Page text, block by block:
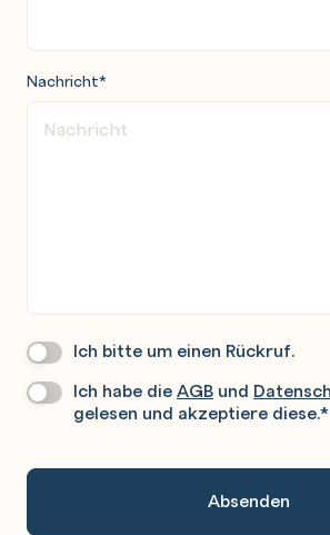
Nachricht*
Wir
Sie
Ich bitte um einen Rückruf.
Datenschutz*
Ich habe dieAGB und
gelesen und akzeptiere diese.*